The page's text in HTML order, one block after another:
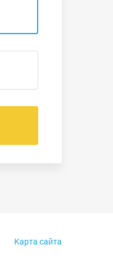
Карта сайта